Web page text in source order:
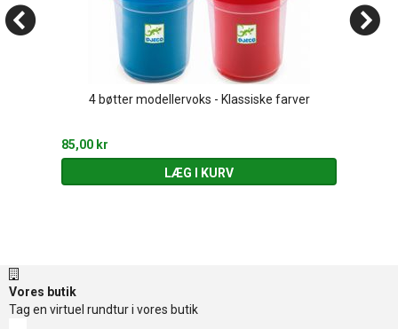
4 bøtter modellervoks - Klassiske farver
85,00 kr
LÆG I KURV
Vores butik
Tag en virtuel rundtur i vores butik